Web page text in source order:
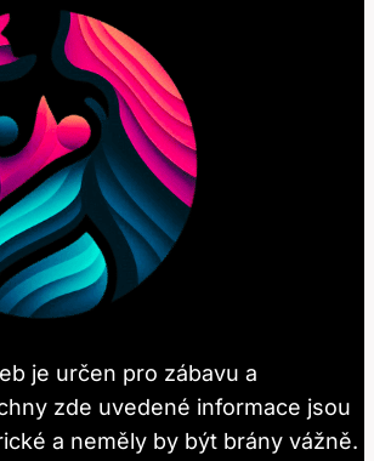
je určen pro zábavu a
zde uvedené informace jsou
a neměly by být brány vážně.